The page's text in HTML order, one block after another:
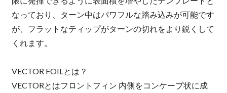
なっており、ターン中はパワフルな踏み込みが可能です
が、フラットなティップがターンの切れをより鋭くして
くれます。
VECTOR FOILとは？
VECTORとはフロントフィン 内側をコンケーブ状に成